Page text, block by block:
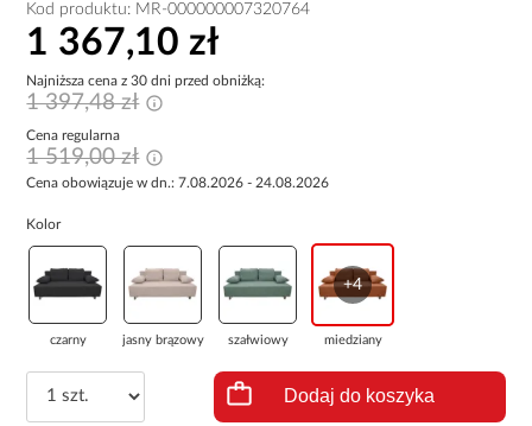
Kod produktu: MR-000000007320764
1 367,10 zł
Najniższa cena z 30 dni przed obniżką:
1 397,48 zł
Cena regularna
1 519,00 zł
Cena obowiązuje w dn.: 7.08.2026 - 24.08.2026
Kolor
czarny jasny brązowy szałwiowy
+4
miedziany
Dodaj do koszyka